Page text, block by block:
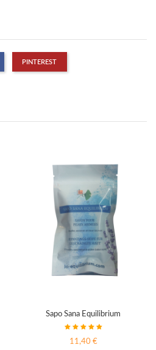
PINTEREST
Sapo Sana Equilibrium
11,40 €